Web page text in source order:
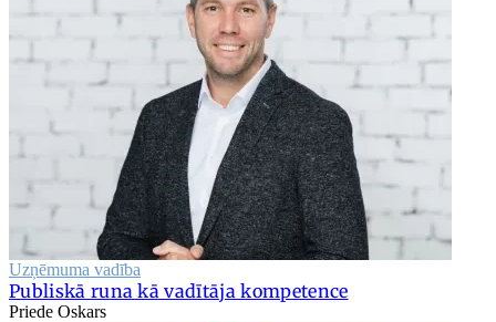
Uzņēmuma vadība
Publiskā runa kā vadītāja kompetence
Priede Oskars